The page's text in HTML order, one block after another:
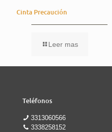
Cinta Precaución
Leer mas
Teléfonos
3313060566
3338258152